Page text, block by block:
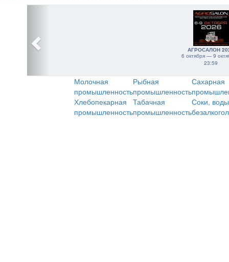
АГРОСАЛОН
6 октября — 9
23:59
Молочная
промышленность
Рыбная
промышленность
Сахарная
Хлебопекарная
промышленность
Табачная
промышленность
Соки,